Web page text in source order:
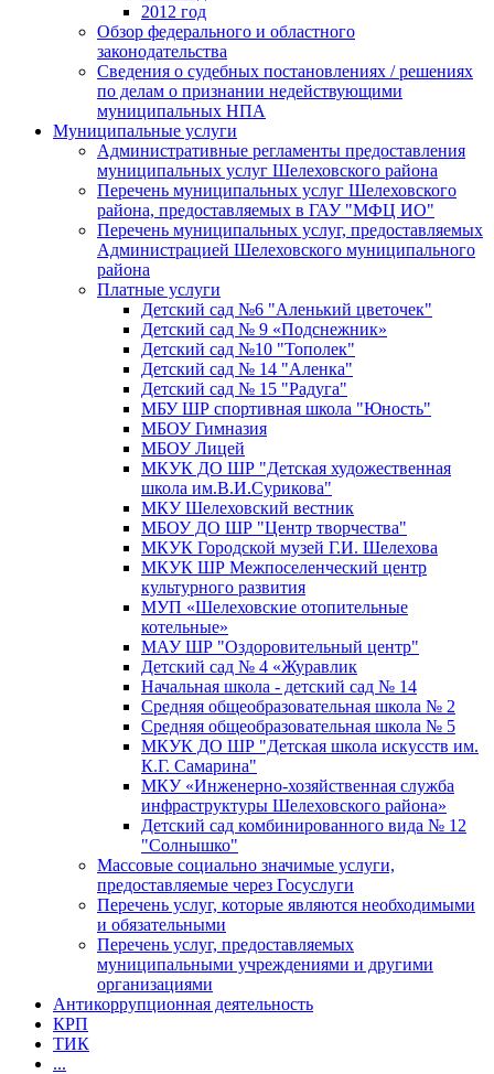
2012 год
Обзор федерального и областного
законодательства
Сведения о судебных постановлениях / решениях
по делам о признании недействующими
муниципальных НПА
Муниципальные услуги
Административные регламенты предоставления
муниципальных услуг Шелеховского района
Перечень муниципальных услуг Шелеховского
района, предоставляемых в ГАУ "МФЦ ИО"
Перечень муниципальных услуг, предоставляемых
Администрацией Шелеховского муниципального
района
Платные услуги
Детский сад №6 "Аленький цветочек"
Детский сад № 9 «Подснежник»
Детский сад №10 "Тополек"
Детский сад № 14 "Аленка"
Детский сад № 15 "Радуга"
МБУ ШР спортивная школа "Юность"
МБОУ Гимназия
МБОУ Лицей
МКУК ДО ШР "Детская художественная
школа им.В.И.Сурикова"
МКУ Шелеховский вестник
МБОУ ДО ШР "Центр творчества"
МКУК Городской музей Г.И. Шелехова
МКУК ШР Межпоселенческий центр
культурного развития
МУП «Шелеховские отопительные
котельные»
МАУ ШР "Оздоровительный центр"
Детский сад № 4 «Журавлик
Начальная школа - детский сад № 14
Средняя общеобразовательная школа № 2
Средняя общеобразовательная школа № 5
МКУК ДО ШР "Детская школа искусств им.
К.Г. Самарина"
МКУ «Инженерно-хозяйственная служба
инфраструктуры Шелеховского района»
Детский сад комбинированного вида № 12
"Солнышко"
Массовые социально значимые услуги,
предоставляемые через Госуслуги
Перечень услуг, которые являются необходимыми
и обязательными
Перечень услуг, предоставляемых
муниципальными учреждениями и другими
организациями
Антикоррупционная деятельность
КРП
ТИК
...